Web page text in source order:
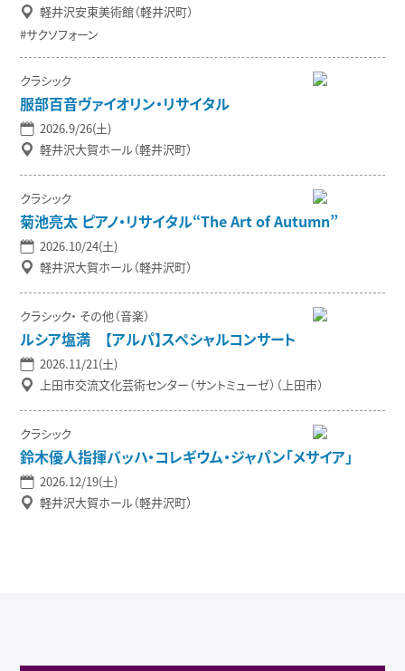
軽井沢安東美術館（軽井沢町）
サクソフォーン
クラシック
服部百音ヴァイオリン・リサイタル
2026.9/26(土)
軽井沢大賀ホール（軽井沢町）
クラシック
菊池亮太 ピアノ・リサイタル“The Art of Autumn”
2026.10/24(土)
軽井沢大賀ホール（軽井沢町）
クラシック その他（音楽）
ルシア塩満 【アルパ】スペシャルコンサート
2026.11/21(土)
上田市交流文化芸術センター（サントミューゼ）（上田市）
クラシック
鈴木優人指揮バッハ・コレギウム・ジャパン「メサイア」
2026.12/19(土)
軽井沢大賀ホール（軽井沢町）